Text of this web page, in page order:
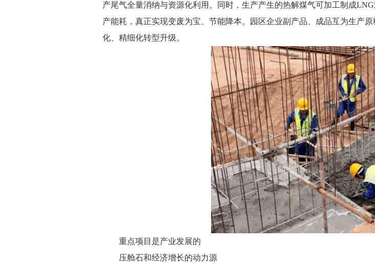
产尾气全量消纳与资源化利用。同时，生产产生的热解煤气可加工制成
产能耗，真正实现变废为宝、节能降本。园区企业副产品、成品互为生产
化、精细化转型升级。
重点项目是产业发展的
压舱石和经济增长的动力源